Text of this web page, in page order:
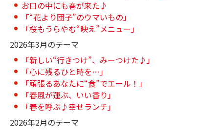
お口の中にも春が来た♪
「“花より団子”のウマいもの」
「桜もうらやむ“映え”メニュー」
2026年3月のテーマ
「新しい“行きつけ”、みーつけた♪」
「心に残るひと時を…」
「頑張るあなたに“食”でエール！」
「春風が運ぶ、いい香り」
「春を呼ぶ♪幸せランチ」
2026年2月のテーマ